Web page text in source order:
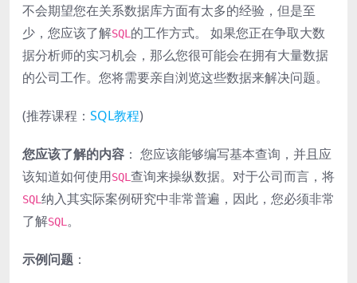
不会期望您在关系数据库方面有太多的经验，但是至
少，您应该了解SQL 的工作方式。 如果您正在争取大数
据分析师的实习机会，那么您很可能会在拥有大量数据
的公司工作。您将需要亲自浏览这些数据来解决问题。
(推荐课程： SQL教程)
您应该了解的内容 ： 您应该能够编写基本查询，并且应
该知道如何使用SQL 查询来操纵数据。对于公司而言，将
SQL 纳入其实际案例研究中非常普遍，因此，您必须非常
了解SQL 。
示例问题 ：